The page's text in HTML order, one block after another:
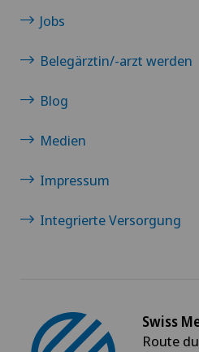
Jobs
Belegärztin/-arzt werden
Blog
Medien
Impressum
Integrierte Versorgung
Swiss
Route